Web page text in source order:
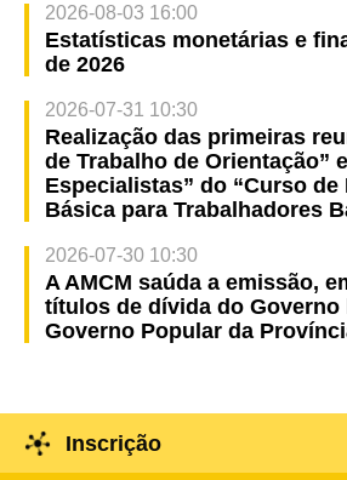
2026-08-03 16:00
Estatísticas monetárias e
de 2026
2026-07-31 10:30
Realização das primeiras
de Trabalho de Orientação”
Especialistas” do “Curso de
Básica para Trabalhadores
2026-07-30 10:30
A AMCM saúda a emissão,
títulos de dívida do Governo
Governo Popular da
Inscrição